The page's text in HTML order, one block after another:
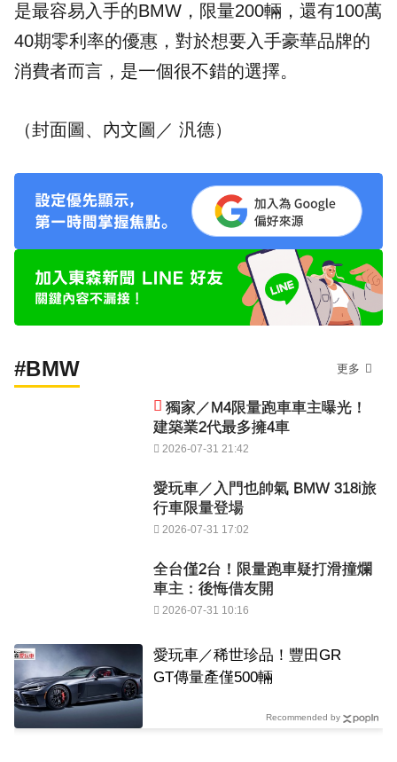
是最容易入手的BMW，限量200輛，還有100萬
40期零利率的優惠，對於想要入手豪華品牌的
消費者而言，是一個很不錯的選擇。
（封面圖、內文圖／ 汎德）
#BMW 更多
獨家／M4限量跑車車主曝光！
建築業2代最多擁4車
2026-07-31 21:42
愛玩車／入門也帥氣 BMW 318i旅
行車限量登場
2026-07-31 17:02
全台僅2台！限量跑車疑打滑撞爛
車主：後悔借友開
2026-07-31 10:16
愛玩車／稀世珍品！豐田GR
GT傳量產僅500輛
Recommended by